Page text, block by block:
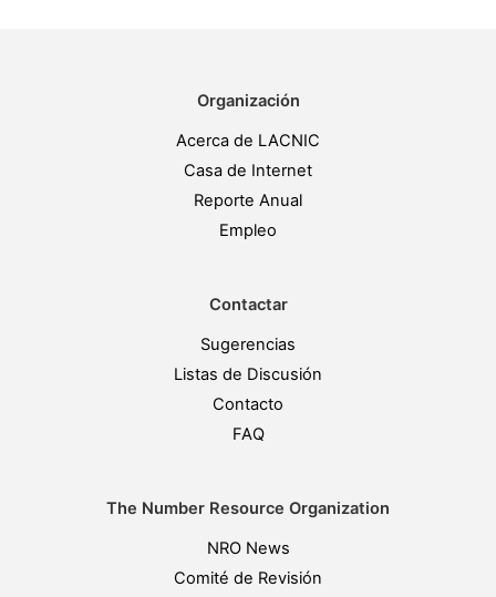
Organización
Acerca de LACNIC
Casa de Internet
Reporte Anual
Empleo
Contactar
Sugerencias
Listas de Discusión
Contacto
FAQ
The Number Resource Organization
NRO News
Comité de Revisión